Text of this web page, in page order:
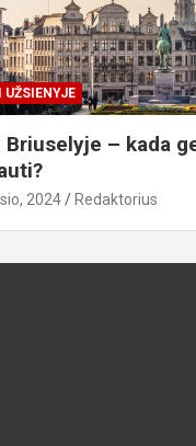
UŽSIENYJE
Briuselyje – kada
2024 Redaktorius